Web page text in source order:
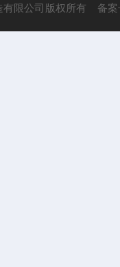
有限公司版权所有 备